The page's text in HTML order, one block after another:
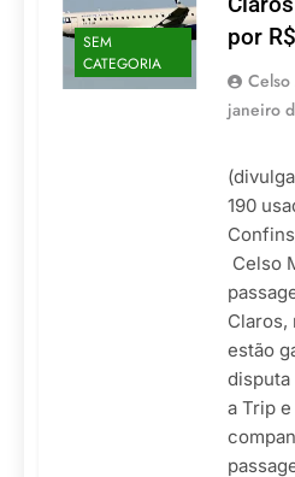
SEM
CATEGORIA
por
janeiro
190
Celso
Claros,
estão
disputa
a Trip e